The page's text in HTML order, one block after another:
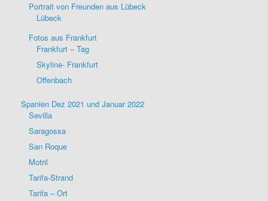
Portrait von Freunden aus Lübeck
Lübeck
Fotos aus Frankfurt
Frankfurt – Tag
Skyline- Frankfurt
Offenbach
Spanien Dez 2021 und Januar 2022
Sevilla
Saragossa
San Roque
Motril
Tarifa-Strand
Tarifa – Ort